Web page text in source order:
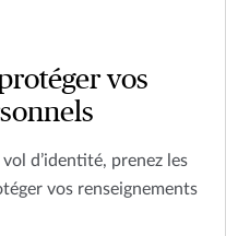
vos
d’identité, prenez les
vos renseignements